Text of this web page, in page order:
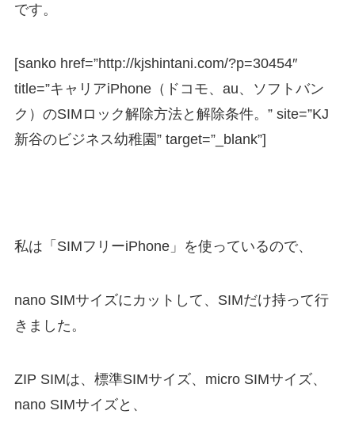
です。
[sanko href=”http://kjshintani.com/?p=30454″
title=”キャリアiPhone（ドコモ、au、ソフトバン
ク）のSIMロック解除方法と解除条件。” site=”KJ
新谷のビジネス幼稚園” target=”_blank”]
私は「SIMフリーiPhone」を使っているので、
nano SIMサイズにカットして、SIMだけ持って行
きました。
ZIP SIMは、標準SIMサイズ、micro SIMサイズ、
nano SIMサイズと、